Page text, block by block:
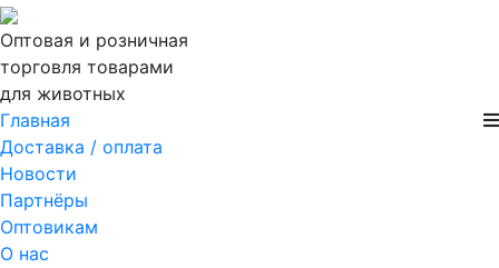
Оптовая и розничная
торговля товарами
для животных
Главная
Доставка / оплата
Новости
Партнёры
Оптовикам
О нас